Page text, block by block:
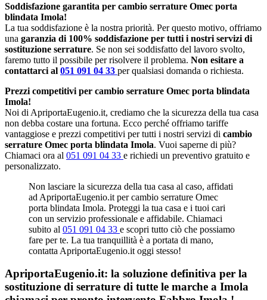
Soddisfazione garantita per cambio serrature Omec porta
blindata Imola!
La tua soddisfazione è la nostra priorità. Per questo motivo, offriamo
una garanzia di 100% soddisfazione per tutti i nostri servizi di
sostituzione serrature. Se non sei soddisfatto del lavoro svolto,
faremo tutto il possibile per risolvere il problema. Non esitare a
contattarci al 051 091 04 33 per qualsiasi domanda o richiesta.
Prezzi competitivi per cambio serrature Omec porta blindata
Imola!
Noi di ApriportaEugenio.it, crediamo che la sicurezza della tua casa
non debba costare una fortuna. Ecco perché offriamo tariffe
vantaggiose e prezzi competitivi per tutti i nostri servizi di cambio
serrature Omec porta blindata Imola. Vuoi saperne di più?
Chiamaci ora al 051 091 04 33 e richiedi un preventivo gratuito e
personalizzato.
Non lasciare la sicurezza della tua casa al caso, affidati
ad ApriportaEugenio.it per cambio serrature Omec
porta blindata Imola. Proteggi la tua casa e i tuoi cari
con un servizio professionale e affidabile. Chiamaci
subito al 051 091 04 33 e scopri tutto ciò che possiamo
fare per te. La tua tranquillità è a portata di mano,
contatta ApriportaEugenio.it oggi stesso!
ApriportaEugenio.it: la soluzione definitiva per la
sostituzione di serrature di tutte le marche a Imola